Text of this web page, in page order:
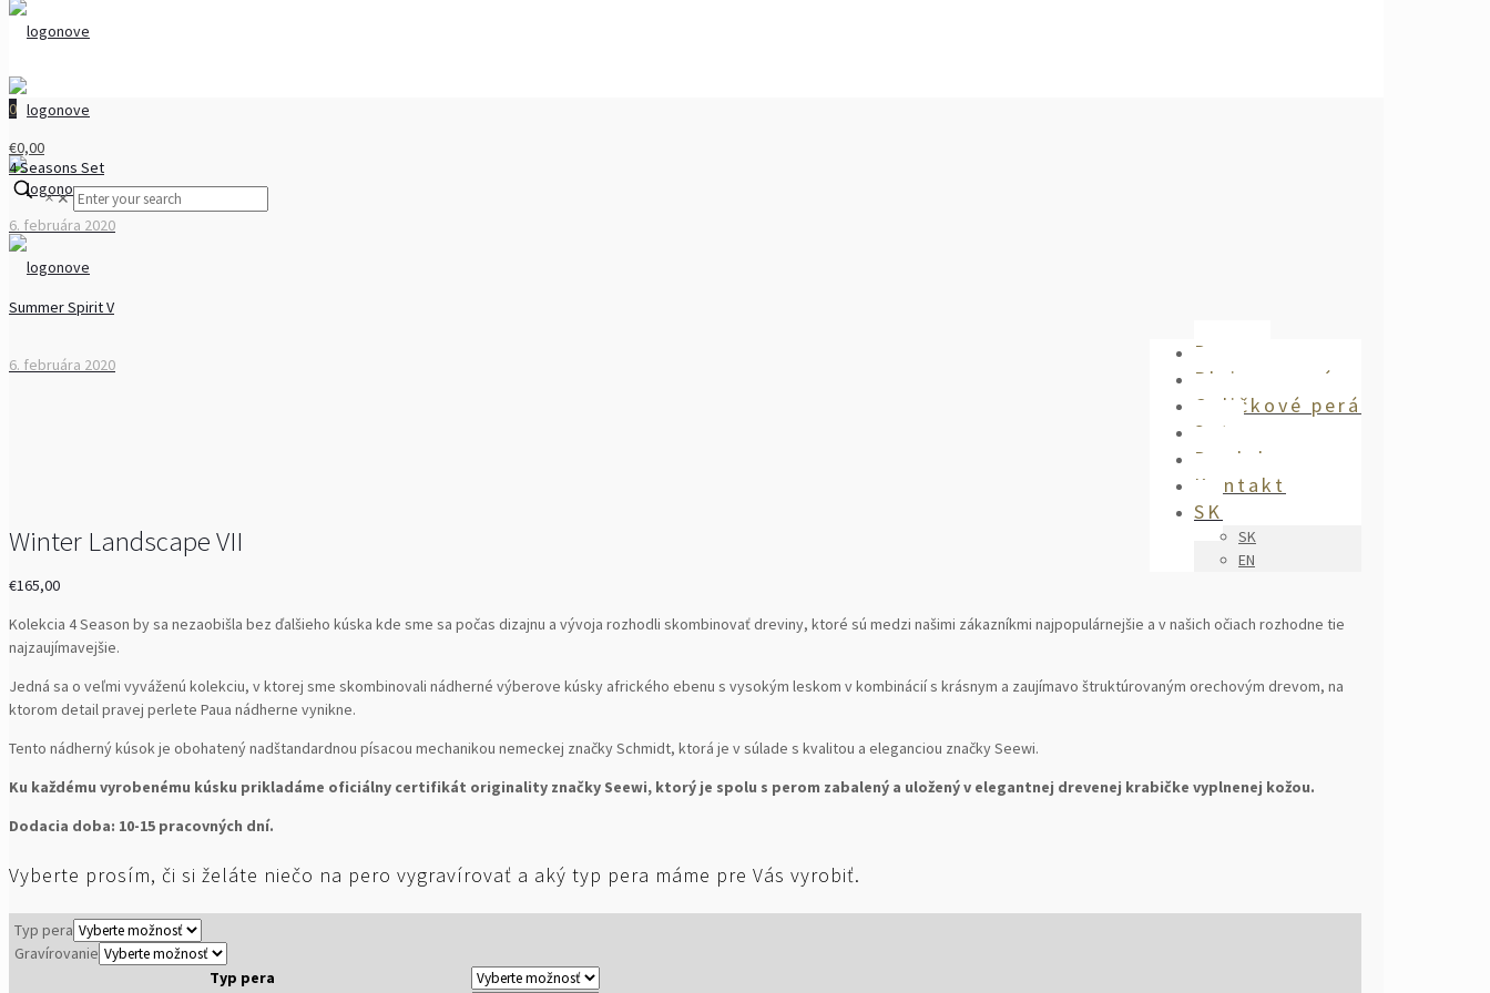
Domov
Plniace perá
Guličkové perá
Sety
Doplnky
Kontakt
SK
SK
EN
0
€0,00
✕
4 Seasons Set
6. februára 2020
Summer Spirit V
6. februára 2020
Winter Landscape VII
€165,00
Kolekcia 4 Season by sa nezaobišla bez ďalšieho kúska kde sme sa počas dizajnu a vývoja rozhodli skombinovať dreviny, ktoré sú medzi našimi zákazníkmi najpopulárnejšie a v našich očiach rozhodne tie
najzaujímavejšie.
Jedná sa o veľmi vyváženú kolekciu, v ktorej sme skombinovali nádherné výberove kúsky afrického ebenu s vysokým leskom v kombinácií s krásnym a zaujímavo štruktúrovaným orechovým drevom, na
ktorom detail pravej perlete Paua nádherne vynikne.
Tento nádherný kúsok je obohatený nadštandardnou písacou mechanikou nemeckej značky Schmidt, ktorá je v súlade s kvalitou a eleganciou značky Seewi.
Ku každému vyrobenému kúsku prikladáme oficiálny certifikát originality značky Seewi, ktorý je spolu s perom zabalený a uložený v elegantnej drevenej krabičke vyplnenej kožou.
Dodacia doba: 10-15 pracovných dní.
Vyberte prosím, či si želáte niečo na pero vygravírovať a aký typ pera máme pre Vás vyrobiť.
Typ pera
Gravírovanie
Typ pera